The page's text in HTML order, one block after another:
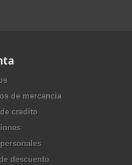
de mercancia
credito
descuento